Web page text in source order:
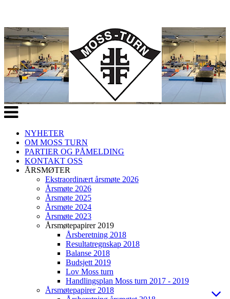
Veksle
navigasjon
NYHETER
OM MOSS TURN
PARTIER OG PÅMELDING
KONTAKT OSS
ÅRSMØTER
Ekstraordinært årsmøte 2026
Årsmøte 2026
Årsmøte 2025
Årsmøte 2024
Årsmøte 2023
Årsmøtepapirer 2019
Årsberetning 2018
Resultatregnskap 2018
Balanse 2018
Budsjett 2019
Lov Moss turn
Handlingsplan Moss turn 2017 - 2019
Årsmøtepapirer 2018